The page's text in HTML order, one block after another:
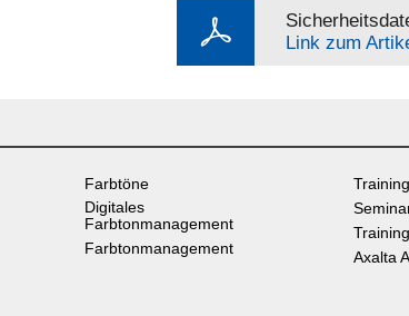
Link zum
Farbtöne
Digitales
Farbtonmanagement
Farbtonmanagement
Training
Axalta